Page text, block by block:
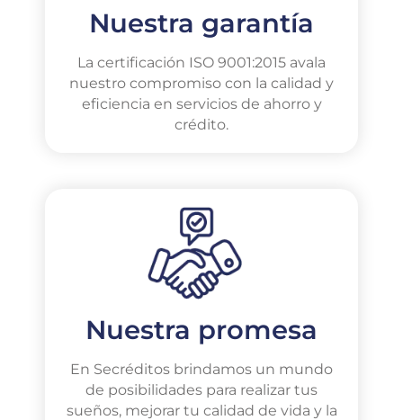
Nuestra garantía
La certificación ISO 9001:2015 avala
nuestro compromiso con la calidad y
eficiencia en servicios de ahorro y
crédito.
Nuestra promesa
En Secréditos brindamos un mundo
de posibilidades para realizar tus
sueños, mejorar tu calidad de vida y la